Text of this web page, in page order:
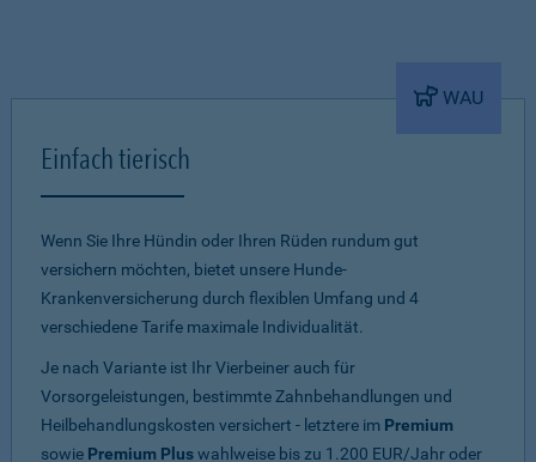
WAU
Einfach tierisch
Wenn Sie Ihre Hündin oder Ihren Rüden rundum gut
versichern möchten, bietet unsere Hunde-
Krankenversicherung durch flexiblen Umfang und 4
verschiedene Tarife maximale Individualität.
Je nach Variante ist Ihr Vierbeiner auch für
Vorsorgeleistungen, bestimmte Zahnbehandlungen und
Heilbehandlungskosten versichert - letztere im Premium
sowie Premium Pluswahlweise bis zu 1.200 EUR/Jahr oder